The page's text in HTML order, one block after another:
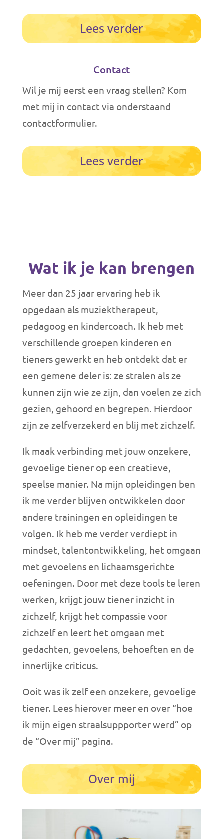
Lees verder
Contact
Wil je mij eerst een vraag stellen? Kom
met mij in contact via onderstaand
contactformulier.
Lees verder
Wat ik je kan brengen
Meer dan 25 jaar ervaring heb ik
opgedaan als muziektherapeut,
pedagoog en kindercoach. Ik heb met
verschillende groepen kinderen en
tieners gewerkt en heb ontdekt dat er
een gemene deler is: ze stralen als ze
kunnen zijn wie ze zijn, dan voelen ze zich
gezien, gehoord en begrepen. Hierdoor
zijn ze zelfverzekerd en blij met zichzelf.
Ik maak verbinding met jouw onzekere,
gevoelige tiener op een creatieve,
speelse manier. Na mijn opleidingen ben
ik me verder blijven ontwikkelen door
andere trainingen en opleidingen te
volgen. Ik heb me verder verdiept in
mindset, talentontwikkeling, het omgaan
met gevoelens en lichaamsgerichte
oefeningen. Door met deze tools te leren
werken, krijgt jouw tiener inzicht in
zichzelf, krijgt het compassie voor
zichzelf en leert het omgaan met
gedachten, gevoelens, behoeften en de
innerlijke criticus.
Ooit was ik zelf een onzekere, gevoelige
tiener. Lees hierover meer en over “hoe
ik mijn eigen straalsuppporter werd” op
de “Over mij” pagina.
Over mij